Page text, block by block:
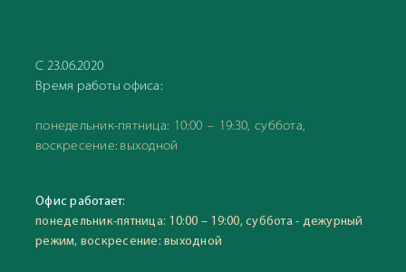
С 23.06.2020
Время работы офиса:
понедельник-пятница: 10:00 – 19:30, суббота,
воскресение: выходной
Офис работает:
понедельник-пятница: 10:00 – 19:00, суббота - дежурный
режим, воскресение: выходной